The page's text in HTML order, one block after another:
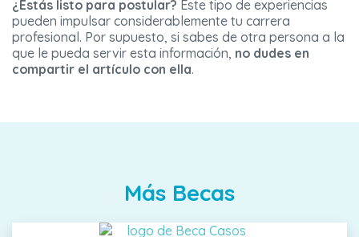
¿Estás listo para postular? Este tipo de experiencias
pueden impulsar considerablemente tu carrera
profesional. Por supuesto, si sabes de otra persona a la
que le pueda servir esta información, no dudes en
compartir el artículo con ella.
Más Becas